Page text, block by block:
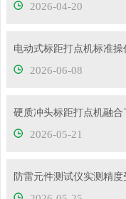
2026-04-20
2026-06-08
2026-05-21